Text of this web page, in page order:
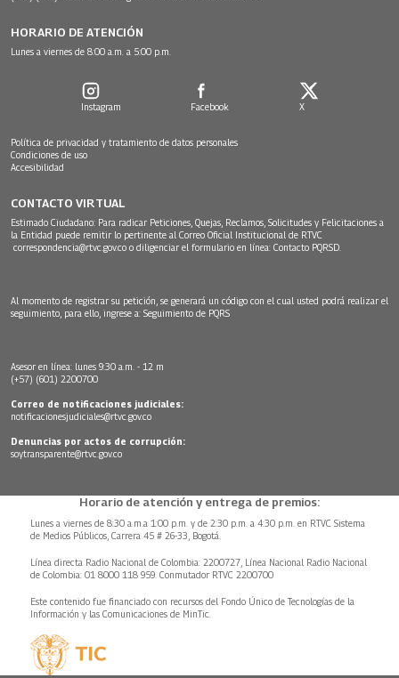
HORARIO DE ATENCIÓN
Lunes a viernes de 8:00 a.m. a 5:00 p.m.
Instagram Facebook X
Política de privacidad y tratamiento de datos personales
Condiciones de uso
Accesibilidad
CONTACTO VIRTUAL
Estimado Ciudadano: Para radicar Peticiones, Quejas, Reclamos, Solicitudes y Felicitaciones a
la Entidad puede remitir lo pertinente al Correo Oficial Institucional de RTVC
correspondencia@rtvc.gov.co o diligenciar el formulario en línea: Contacto PQRSD.
Al momento de registrar su petición, se generará un código con el cual usted podrá realizar el
seguimiento, para ello, ingrese a: Seguimiento de PQRS
Asesor en línea: lunes 9:30 a.m. - 12 m
(+57) (601) 2200700
Correo de notificaciones judiciales:
notificacionesjudiciales@rtvc.gov.co
Denuncias por actos de corrupción:
soytransparente@rtvc.gov.co
Horario de atención y entrega de premios:
Lunes a viernes de 8:30 a.m.a 1:00 p.m. y de 2:30 p.m. a 4:30 p.m. en RTVC Sistema
de Medios Públicos, Carrera 45 # 26-33, Bogotá.
Línea directa Radio Nacional de Colombia: 2200727, Línea Nacional Radio Nacional
de Colombia: 01 8000 118 959. Conmutador RTVC 2200700
Este contenido fue financiado con recursos del Fondo Único de Tecnologías de la
Información y las Comunicaciones de MinTic.